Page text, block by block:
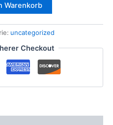
Warenkorb
uncategorized
Checkout